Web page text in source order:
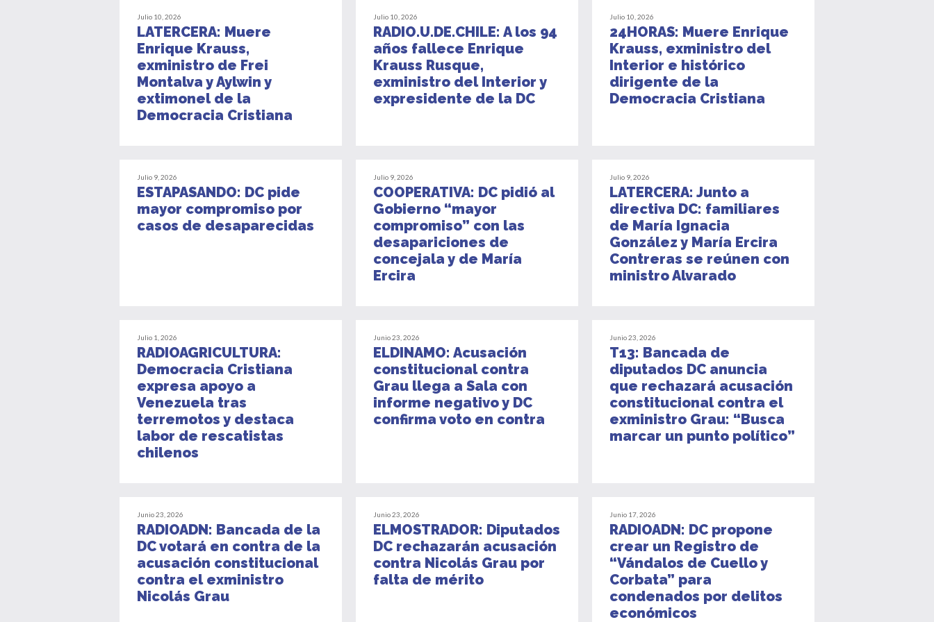
Julio 10, 2026
LATERCERA: Muere
Enrique Krauss,
exministro de Frei
Montalva y Aylwin y
extimonel de la
Democracia Cristiana
Julio 10, 2026
RADIO.U.DE.CHILE: A los 94
años fallece Enrique
Krauss Rusque,
exministro del Interior y
expresidente de la DC
Julio 10, 2026
24HORAS: Muere Enrique
Krauss, exministro del
Interior e histórico
dirigente de la
Democracia Cristiana
Julio 9, 2026
ESTAPASANDO: DC pide
mayor compromiso por
casos de desaparecidas
Julio 9, 2026
COOPERATIVA: DC pidió al
Gobierno “mayor
compromiso” con las
desapariciones de
concejala y de María
Ercira
Julio 9, 2026
LATERCERA: Junto a
directiva DC: familiares
de María Ignacia
González y María Ercira
Contreras se reúnen con
ministro Alvarado
Julio 1, 2026
RADIOAGRICULTURA:
Democracia Cristiana
expresa apoyo a
Venezuela tras
terremotos y destaca
labor de rescatistas
chilenos
Junio 23, 2026
ELDINAMO: Acusación
constitucional contra
Grau llega a Sala con
informe negativo y DC
confirma voto en contra
Junio 23, 2026
T13: Bancada de
diputados DC anuncia
que rechazará acusación
constitucional contra el
exministro Grau: “Busca
marcar un punto político”
Junio 23, 2026
RADIOADN: Bancada de la
DC votará en contra de la
acusación constitucional
contra el exministro
Nicolás Grau
Junio 23, 2026
ELMOSTRADOR: Diputados
DC rechazarán acusación
contra Nicolás Grau por
falta de mérito
Junio 17, 2026
RADIOADN: DC propone
crear un Registro de
“Vándalos de Cuello y
Corbata” para
condenados por delitos
económicos